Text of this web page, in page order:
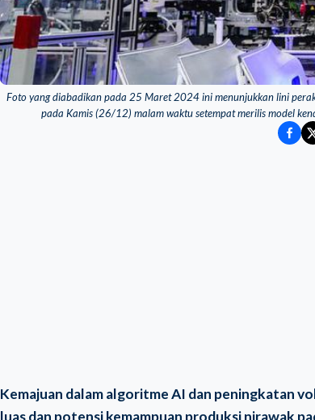
Foto yang diabadikan pada 25 Maret 2024 ini menunjukkan lini
pada Kamis (26/12) malam waktu setempat merilis model
Kemajuan dalam algoritme AI dan peningkatan
luas dan potensi kemampuan produksi nirawak